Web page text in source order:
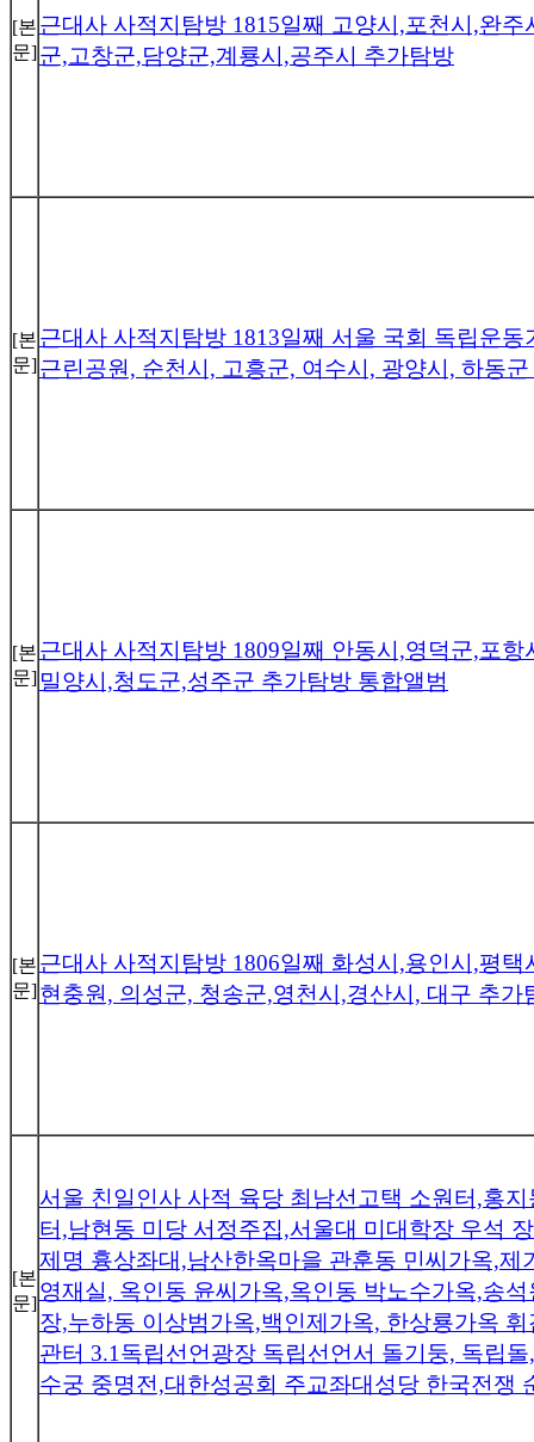
[본
문]
근대사 사적지탐방 1815일째 고양시,포천시,완
군,고창군,담양군,계룡시,공주시 추가탐방
[본
문]
근대사 사적지탐방 1813일째 서울 국회 독립운
근린공원, 순천시, 고흥군, 여수시, 광양시, 하동
[본
문]
근대사 사적지탐방 1809일째 안동시,영덕군,포
밀양시,청도군,성주군 추가탐방 통합앨범
[본
문]
근대사 사적지탐방 1806일째 화성시,용인시,평
현충원, 의성군, 청송군,영천시,경산시, 대구 추가
[본
문]
서울 친일인사 사적 육당 최남선고택 소원터,홍
터,남현동 미당 서정주집,서울대 미대학장 우석
제명 흉상좌대,남산한옥마을 관훈동 민씨가옥,제
영재실, 옥인동 윤씨가옥,옥인동 박노수가옥,송
장,누하동 이상범가옥,백인제가옥, 한상룡가옥
관터 3.1독립선언광장 독립선언서 돌기둥, 독립
수궁 중명전,대한성공회 주교좌대성당 한국전쟁